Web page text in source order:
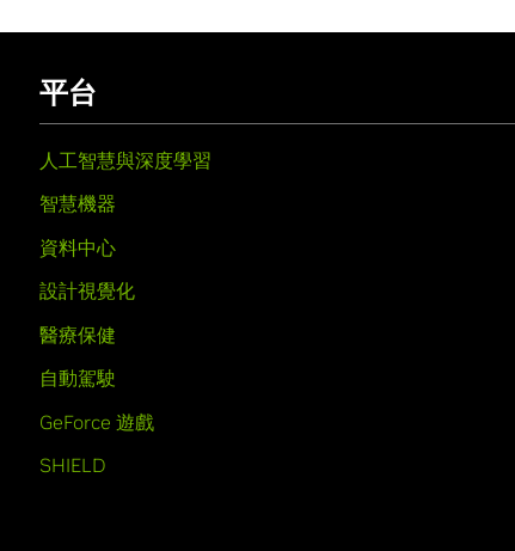
平台
人工智慧與深度學習
智慧機器
資料中心
設計視覺化
醫療保健
自動駕駛
GeForce 遊戲
SHIELD